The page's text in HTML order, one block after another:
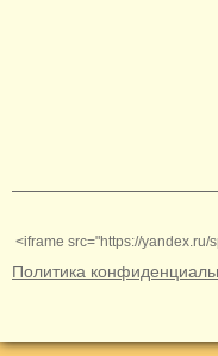
<iframe src="https://
Политика